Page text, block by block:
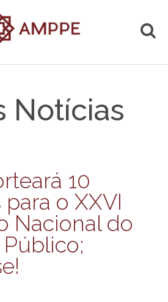
Notícias
10
o XXVI
Nacional do